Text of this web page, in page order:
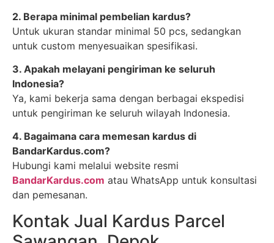
2. Berapa minimal pembelian kardus?
Untuk ukuran standar minimal 50 pcs, sedangkan
untuk custom menyesuaikan spesifikasi.
3. Apakah melayani pengiriman ke seluruh
Indonesia?
Ya, kami bekerja sama dengan berbagai ekspedisi
untuk pengiriman ke seluruh wilayah Indonesia.
4. Bagaimana cara memesan kardus di
BandarKardus.com?
Hubungi kami melalui website resmi
BandarKardus.com atau WhatsApp untuk konsultasi
dan pemesanan.
Kontak Jual Kardus Parcel